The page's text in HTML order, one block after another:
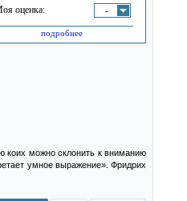
оценка: -
подробнее
коих можно склонить к вниманию
умное выражение». Фридрих